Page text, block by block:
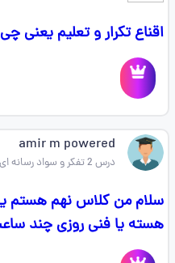
اقناع تکرار و تعلیم یعنی چی
amir m powered
درس 2 تفکر و سواد رسانه ای
سلام من کلاس نهم هستم
هسته یا فنی روزی چند